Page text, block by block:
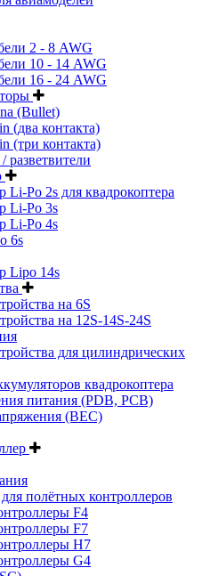
2 - 8 AWG
10 - 14 AWG
16 - 24 AWG
(Bullet)
(два контакта)
(три контакта)
разветвители
Li-Po 2s для квадрокоптера
Li-Po 3s
Li-Po 4s
6s
Lipo 14s
на 6S
на 12S-14S-24S
для цилиндрических
квадрокоптера
питания (PDB, PCB)
(BEC)
полётных контроллеров
F4
F7
H7
G4